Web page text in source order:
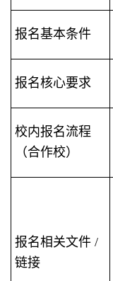
报名基本条件
报名核心要求
校内报名流程
（合作校）
报名相关文件 /
链接